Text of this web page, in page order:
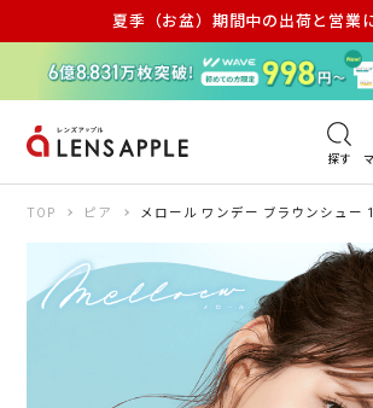
夏季（お盆）期間中の出荷と営業
探す
アキュビュー メダリスト
TOP ピア メロール ワンデー ブラウンシュー